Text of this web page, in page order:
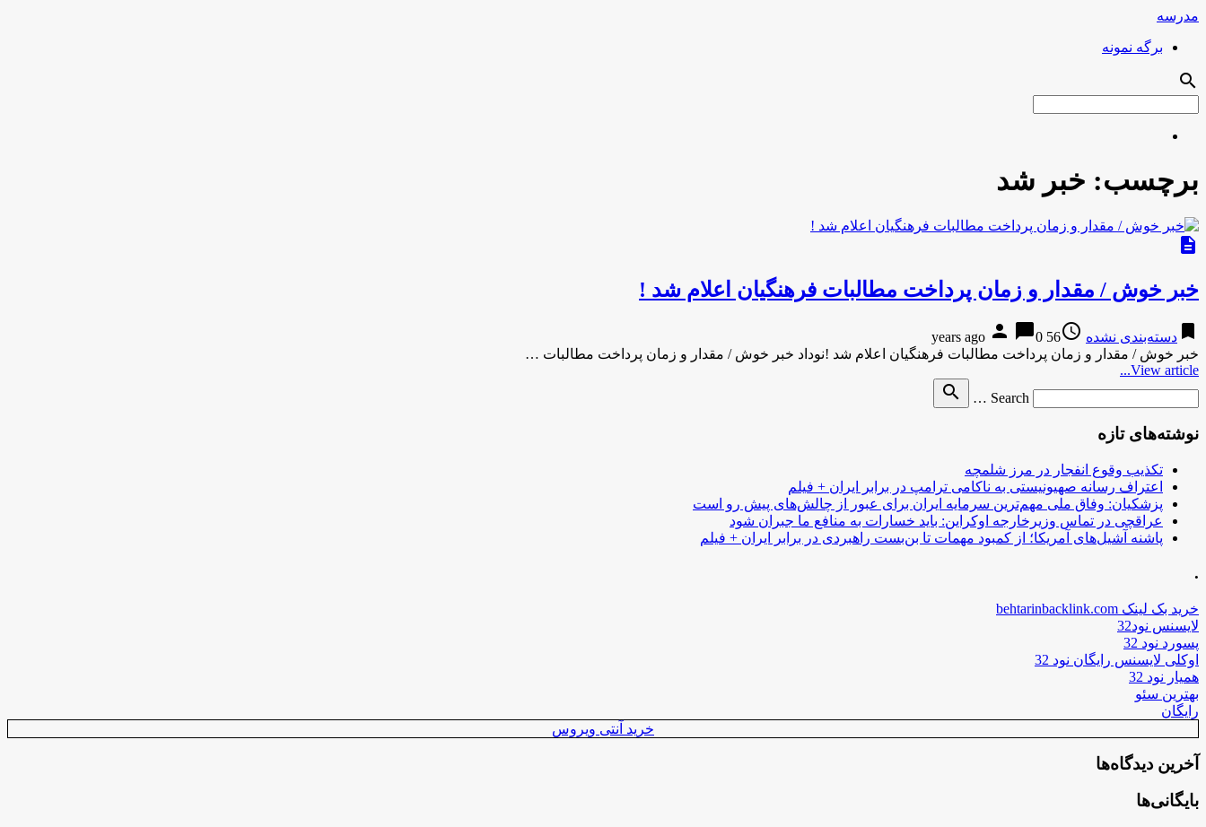
مدرسه
برگه نمونه
search
برچسب: خبر شد
description
خبر خوش / مقدار و زمان پرداخت مطالبات فرهنگیان اعلام شد !
bookmark دسته‌بندی نشده access_time
56 years ago
person chat_bubble0
خبر خوش / مقدار و زمان پرداخت مطالبات فرهنگیان اعلام شد !نوداد خبر خوش / مقدار و زمان پرداخت مطالبات …
View article...
Search …
search
نوشته‌های تازه
تکذیب وقوع انفجار در مرز شلمچه
اعتراف رسانه صهیونیستی به ناکامی ترامپ در برابر ایران + فیلم
پزشکیان: وفاق ملی مهم‌ترین سرمایه ایران برای عبور از چالش‌های پیش رو است
عراقچی در تماس وزیرخارجه اوکراین: باید خسارات به منافع ما جبران شود
پاشنه آشیل‌های آمریکا؛ از کمبود مهمات تا بن‌بست راهبردی در برابر ایران + فیلم
.
خرید بک لینک behtarinbacklink.com
لایسنس نود32
پسورد نود 32
اوکلی لایسنس رایگان نود 32
همیار نود 32
بهترین سئو
رایگان
خرید آنتی ویروس
آخرین دیدگاه‌ها
بایگانی‌ها